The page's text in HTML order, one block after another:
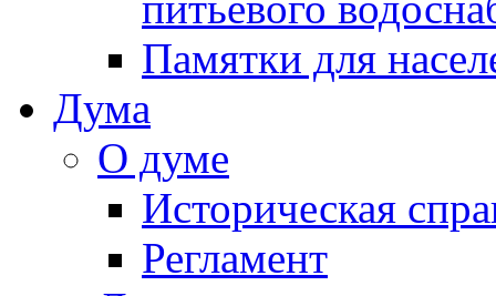
Памятки для
Дума
О думе
Историческая
Регламент